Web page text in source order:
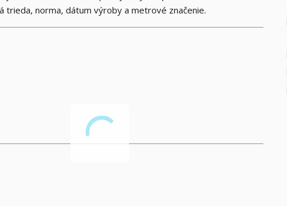
trieda, norma, dátum výroby a metrové značenie.